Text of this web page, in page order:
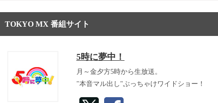
TOKYO MX 番組サイト
5時に夢中！
月～金夕方5時から生放送。
"本音マル出し"ぶっちゃけワイドショー！